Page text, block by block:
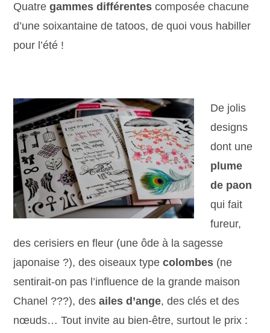
Quatregammes différentes composée chacune
d’une soixantaine de tatoos, de quoi vous habiller
pour l’été !
De jolis
designs
dont une
plume
de paon
qui fait
fureur,
des cerisiers en fleur (une ôde à la sagesse
japonaise ?), des oiseaux typecolombes (ne
sentirait-on pas l’influence de la grande maison
Chanel ???), desailes d’ange, des clés et des
nœuds… Tout invite au bien-être, surtout le prix :